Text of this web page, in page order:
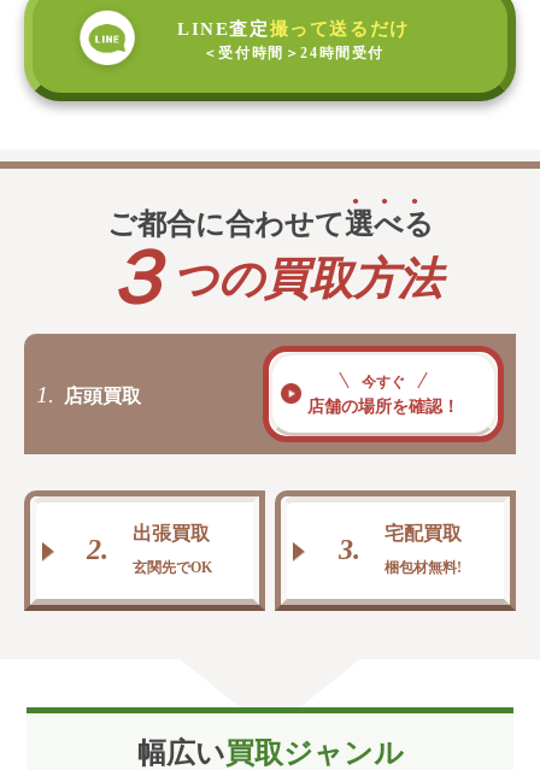
LINE査定撮って送るだけ
＜受付時間＞24時間受付
ご都合に合わせて選べる
３ つの買取方法
1. 店頭買取
今すぐ
店舗の場所を確認！
2.
出張買取
玄関先でOK
3.
宅配買取
梱包材無料!
幅広い買取ジャンル